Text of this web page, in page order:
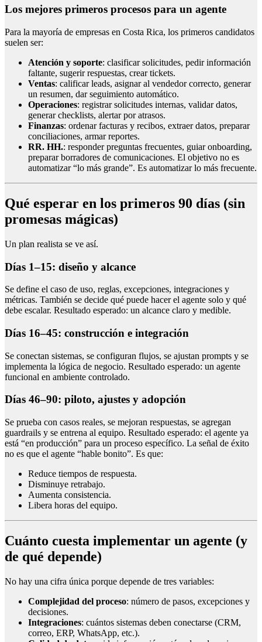
Los mejores primeros procesos para un agente
Para la mayoría de empresas en Costa Rica, los primeros candidatos
suelen ser:
Atención y soporte: clasificar solicitudes, pedir información
faltante, sugerir respuestas, crear tickets.
Ventas: calificar leads, asignar al vendedor correcto, generar
un resumen, dar seguimiento automático.
Operaciones: registrar solicitudes internas, validar datos,
generar checklists, alertar por atrasos.
Finanzas: ordenar facturas y recibos, extraer datos, preparar
conciliaciones, armar reportes.
RR. HH.: responder preguntas frecuentes, guiar onboarding,
preparar borradores de comunicaciones. El objetivo no es
automatizar “lo más grande”. Es automatizar lo más frecuente.
Qué esperar en los primeros 90 días (sin
promesas mágicas)
Un plan realista se ve así.
Días 1–15: diseño y alcance
Se define el caso de uso, reglas, excepciones, integraciones y
métricas. También se decide qué puede hacer el agente solo y qué
debe escalar. Resultado esperado: un alcance claro y medible.
Días 16–45: construcción e integración
Se conectan sistemas, se configuran flujos, se ajustan prompts y se
implementa la lógica de negocio. Resultado esperado: un agente
funcional en ambiente controlado.
Días 46–90: piloto, ajustes y adopción
Se prueba con casos reales, se mejoran respuestas, se agregan
guardrails y se entrena al equipo. Resultado esperado: el agente ya
está “en producción” para un proceso específico. La señal de éxito
no es que el agente “hable bonito”. Es que:
Reduce tiempos de respuesta.
Disminuye retrabajo.
Aumenta consistencia.
Libera horas del equipo.
Cuánto cuesta implementar un agente (y
de qué depende)
No hay una cifra única porque depende de tres variables:
Complejidad del proceso: número de pasos, excepciones y
decisiones.
Integraciones: cuántos sistemas deben conectarse (CRM,
correo, ERP, WhatsApp, etc.).